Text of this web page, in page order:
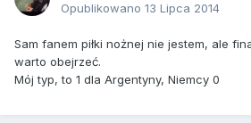
Opublikowano 13 Lipca 2014
Sam fanem piłki nożnej nie jestem, ale
warto obejrzeć.
Mój typ, to 1 dla Argentyny, Niemcy 0